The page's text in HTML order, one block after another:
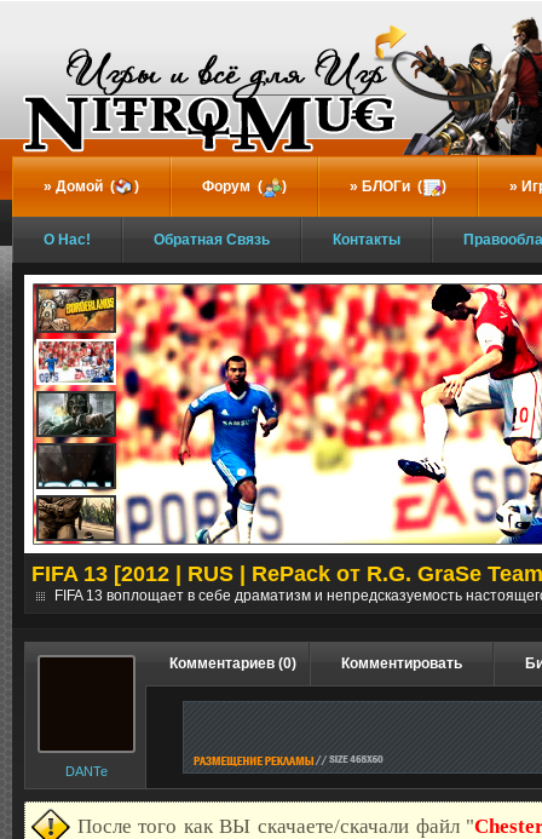
Домой ( ) Форум ( ) БЛОГи ( )
О Нас! Обратная Связь Контакты
FIFA 13 [2012 | RUS | RePack от R.G. GraSe
FIFA 13 воплощает в себе драматизм и непредсказуемость
DANTe
Комментариев (0) Комментировать
После того как ВЫ скачаете/скачали файл "